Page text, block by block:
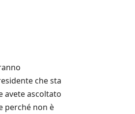
che sta
avete ascoltato
perché non è